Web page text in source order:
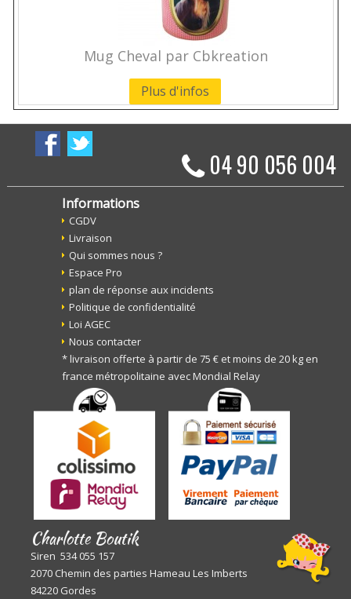
Mug Cheval par Cbkreation
Plus d'infos
04 90 056 004
Informations
CGDV
Livraison
Qui sommes nous ?
Espace Pro
plan de réponse aux incidents
Politique de confidentialité
Loi AGEC
Nous contacter
* livraison offerte à partir de 75 € et moins de 20 kg en
france métropolitaine avec Mondial Relay
Charlotte Boutik
Siren 534 055 157
2070 Chemin des parties Hameau Les Imberts
84220 Gordes